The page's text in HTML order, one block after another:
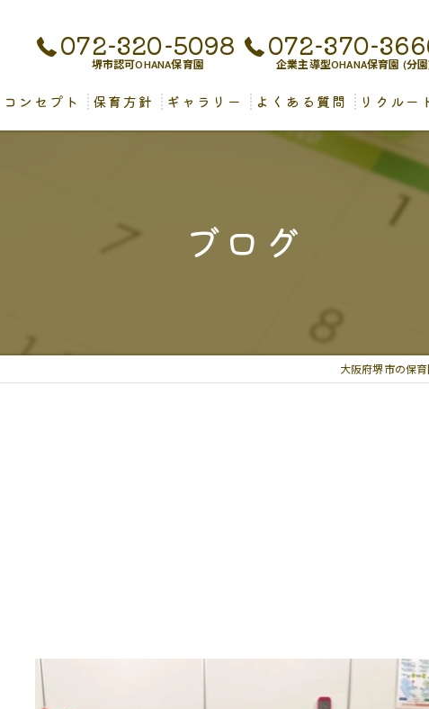
072-320-5098
堺市認可OHANA保育園
072-370-
企業主導型OHANA保育園 (分
コンセプト 保育方針 ギャラリー よくある質問 リクルー
ブログ
大阪府堺市の保